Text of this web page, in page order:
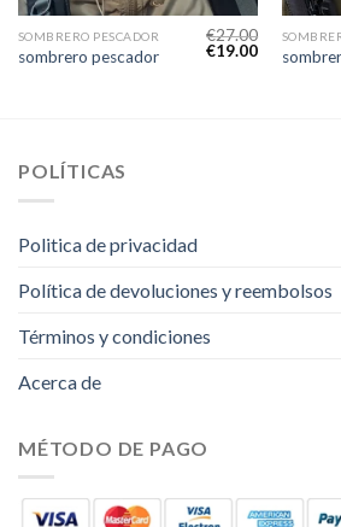
SOMBRERO PESCADOR
sombrero pescador
€27.00
€19.00
POLÍTICAS
Politica de privacidad
Política de devoluciones y reembolsos
Términos y condiciones
Acerca de
MÉTODO DE PAGO